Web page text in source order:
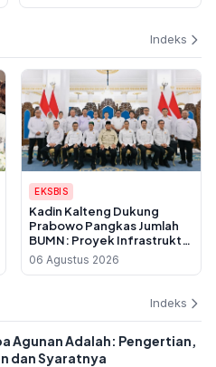
Indeks
EKSBIS
Kadin Kalteng Dukung
Prabowo Pangkas Jumlah
BUMN: Proyek Infrastruktur
Sering Disubkon, UMKM
Daerah Jadi Korban
06 Agustus 2026
Indeks
Agunan Adalah: Pengertian,
dan Syaratnya